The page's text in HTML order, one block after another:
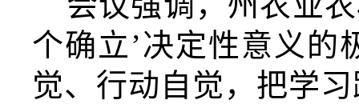
个确立’决定性意义 的
觉、行动自觉，把学